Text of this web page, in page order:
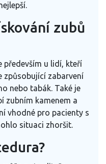
zubů
především u lidí, kteří
způsobující zabarvení
nebo tabák. Také je
zubním kamenem a
vhodné pro pacienty s
situaci zhoršit.